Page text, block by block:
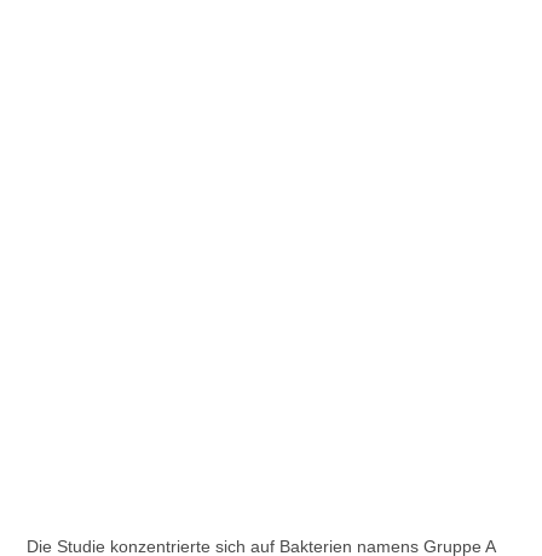
Die Studie konzentrierte sich auf Bakterien namens Gruppe A